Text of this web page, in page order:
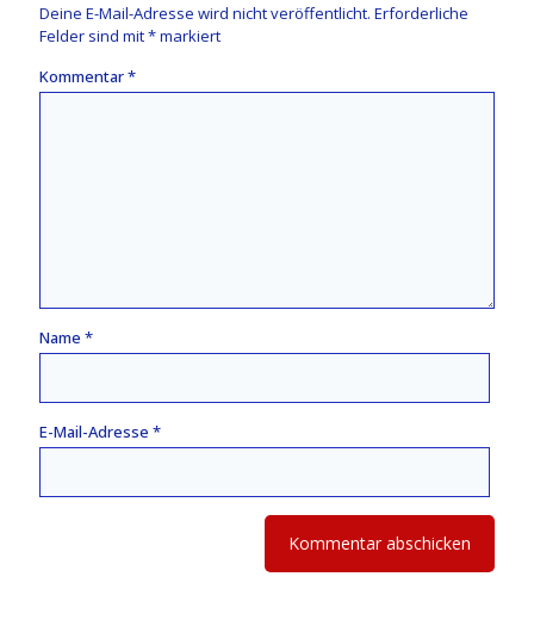
Deine E-Mail-Adresse wird nicht veröffentlicht. Erforderliche
Felder sind mit*markiert
Kommentar*
Name *
E-Mail-Adresse *